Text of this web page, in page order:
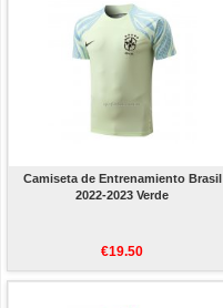
Camiseta de Entrenamiento Brasil
2022-2023 Verde
€19.50